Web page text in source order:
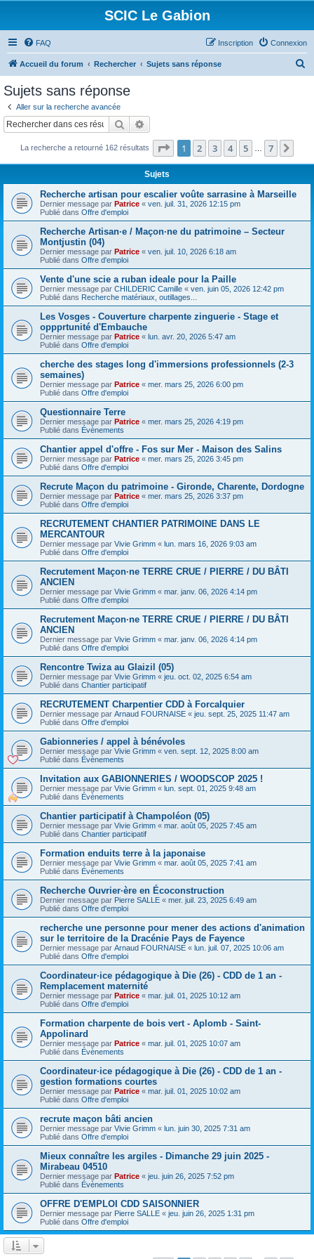
SCIC Le Gabion
FAQ Connexion
Inscription
Accueil du forum Rechercher Sujets sans réponse
c
Sujets sans réponse
Aller sur la recherche avancée
Rechercher
La recherche a retourné 162 résultats Page 1sur7
1 2 3 4 5 7
Sujets
Recherche artisan pour escalier voûte sarrasine à Marseille
Dernier message par Patrice « ven. juil. 31, 2026 12:15 pm
Publié dans Offre d'emploi
Recherche Artisan·e / Maçon·ne du patrimoine – Secteur
Montjustin (04)
Dernier message par Patrice « ven. juil. 10, 2026 6:18 am
Publié dans Offre d'emploi
Vente d'une scie a ruban ideale pour la Paille
Dernier message par CHILDERIC Camille « ven. juin 05, 2026 12:42 pm
Publié dans Recherche matériaux, outillages...
Les Vosges - Couverture charpente zinguerie - Stage et
oppprtunité d'Embauche
Dernier message par Patrice « lun. avr. 20, 2026 5:47 am
Publié dans Offre d'emploi
cherche des stages long d'immersions professionnels (2-3
semaines)
Dernier message par Patrice « mer. mars 25, 2026 6:00 pm
Publié dans Offre d'emploi
Questionnaire Terre
Dernier message par Patrice « mer. mars 25, 2026 4:19 pm
Publié dans Évènements
Chantier appel d'offre - Fos sur Mer - Maison des Salins
Dernier message par Patrice « mer. mars 25, 2026 3:45 pm
Publié dans Offre d'emploi
Recrute Maçon du patrimoine - Gironde, Charente, Dordogne
Dernier message par Patrice « mer. mars 25, 2026 3:37 pm
Publié dans Offre d'emploi
RECRUTEMENT CHANTIER PATRIMOINE DANS LE
MERCANTOUR
Dernier message par Vivie Grimm « lun. mars 16, 2026 9:03 am
Publié dans Offre d'emploi
Recrutement Maçon·ne TERRE CRUE / PIERRE / DU BÂTI
ANCIEN
Dernier message par Vivie Grimm « mar. janv. 06, 2026 4:14 pm
Publié dans Offre d'emploi
Recrutement Maçon·ne TERRE CRUE / PIERRE / DU BÂTI
ANCIEN
Dernier message par Vivie Grimm « mar. janv. 06, 2026 4:14 pm
Publié dans Offre d'emploi
Rencontre Twiza au Glaizil (05)
Dernier message par Vivie Grimm « jeu. oct. 02, 2025 6:54 am
Publié dans Chantier participatif
RECRUTEMENT Charpentier CDD à Forcalquier
Dernier message par Arnaud FOURNAISE « jeu. sept. 25, 2025 11:47 am
Publié dans Offre d'emploi
Gabionneries / appel à bénévoles
Dernier message par Vivie Grimm « ven. sept. 12, 2025 8:00 am
Publié dans Évènements
Invitation aux GABIONNERIES / WOODSCOP 2025 !
Dernier message par Vivie Grimm « lun. sept. 01, 2025 9:48 am
Publié dans Évènements
Chantier participatif à Champoléon (05)
Dernier message par Vivie Grimm « mar. août 05, 2025 7:45 am
Publié dans Chantier participatif
Formation enduits terre à la japonaise
Dernier message par Vivie Grimm « mar. août 05, 2025 7:41 am
Publié dans Évènements
Recherche Ouvrier·ère en Écoconstruction
Dernier message par Pierre SALLE « mer. juil. 23, 2025 6:49 am
Publié dans Offre d'emploi
recherche une personne pour mener des actions d'animation
sur le territoire de la Dracénie Pays de Fayence
Dernier message par Arnaud FOURNAISE « lun. juil. 07, 2025 10:06 am
Publié dans Offre d'emploi
Coordinateur·ice pédagogique à Die (26) - CDD de 1 an -
Remplacement maternité
Dernier message par Patrice « mar. juil. 01, 2025 10:12 am
Publié dans Offre d'emploi
Formation charpente de bois vert - Aplomb - Saint-
Appolinard
Dernier message par Patrice « mar. juil. 01, 2025 10:07 am
Publié dans Évènements
Coordinateur·ice pédagogique à Die (26) - CDD de 1 an -
gestion formations courtes
Dernier message par Patrice « mar. juil. 01, 2025 10:02 am
Publié dans Offre d'emploi
recrute maçon bâti ancien
Dernier message par Vivie Grimm « lun. juin 30, 2025 7:31 am
Publié dans Offre d'emploi
Mieux connaître les argiles - Dimanche 29 juin 2025 -
Mirabeau 04510
Dernier message par Patrice « jeu. juin 26, 2025 7:52 pm
Publié dans Évènements
OFFRE D'EMPLOI CDD SAISONNIER
Dernier message par Pierre SALLE « jeu. juin 26, 2025 1:31 pm
Publié dans Offre d'emploi